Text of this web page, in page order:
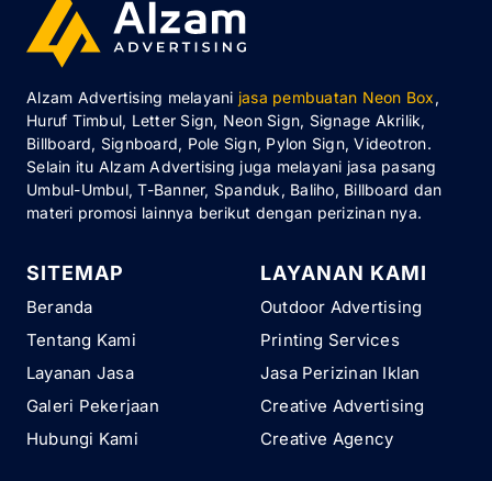
Alzam Advertising melayani jasa pembuatan Neon Box,
Huruf Timbul, Letter Sign, Neon Sign, Signage Akrilik,
Billboard, Signboard, Pole Sign, Pylon Sign, Videotron.
Selain itu Alzam Advertising juga melayani jasa pasang
Umbul-Umbul, T-Banner, Spanduk, Baliho, Billboard dan
materi promosi lainnya berikut dengan perizinan nya.
SITEMAP
Beranda
Tentang Kami
Layanan Jasa
Galeri Pekerjaan
Hubungi Kami
LAYANAN KAMI
Outdoor Advertising
Printing Services
Jasa Perizinan Iklan
Creative Advertising
Creative Agency